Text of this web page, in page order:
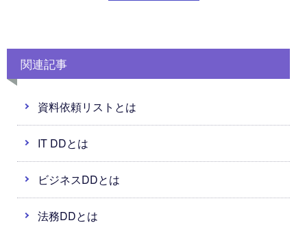
関連記事
資料依頼リストとは
IT DDとは
ビジネスDDとは
法務DDとは